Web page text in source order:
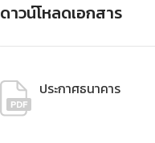
ดาวน์โหลดเอกสาร
ประกาศธนาคาร